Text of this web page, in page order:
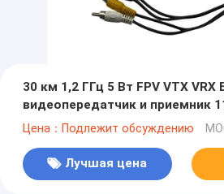
30 км 1,2 ГГц 5 Вт FPV VTX
видеопередатчик и приемник
Цена：Подлежит обсуждению
Лучшая цена